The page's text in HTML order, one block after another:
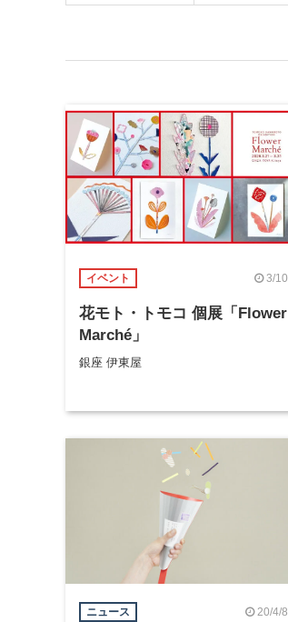
イベント 3/10
花モト・トモコ 個展「Flower
Marché」
銀座 伊東屋
ニュース 20/4/8